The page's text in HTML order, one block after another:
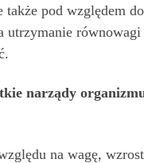
pod względem
równowagi
narządy
na wagę,